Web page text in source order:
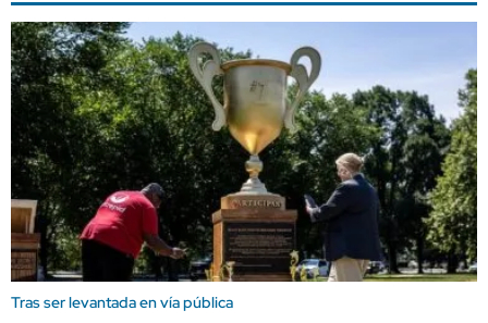
Tras ser levantada en vía pública